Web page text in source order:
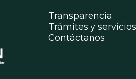
Transparencia
Trámites y servicios
Contáctanos